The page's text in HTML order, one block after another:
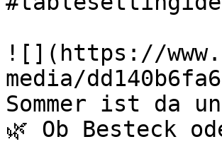
![](https://
media/
Sommer ist da
🌿 Ob Besteck